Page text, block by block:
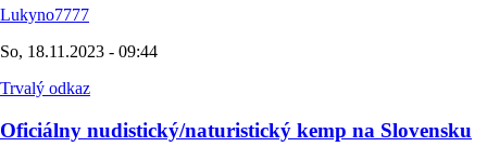
Lukyno7777
So, 18.11.2023 - 09:44
Trvalý odkaz
Oficiálny nudistický/naturistický kemp na Slovensku